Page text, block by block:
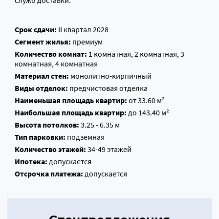
Срок сдачи: II квартал 2028
Сегмент жилья: премиум
Количество комнат: 1 комнатная, 2 комнатная, 3
комнатная, 4 комнатная
Материал стен: монолитно-кирпичный
Виды отделок: предчистовая отделка
Наименьшая площадь квартир: от 33.60 м²
Наибольшая площадь квартир: до 143.40 м²
Высота потолков: 3.25 - 6.35 м
Тип парковки: подземная
Количество этажей: 34-49 этажей
Ипотека: допускается
Отсрочка платежа: допускается